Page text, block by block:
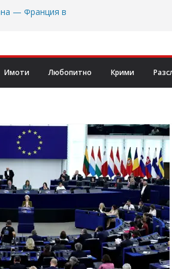
— Франция в
част от
2 на
Имоти Любопитно Крими